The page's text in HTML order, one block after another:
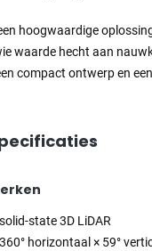
hoogwaardige
waarde hecht aan
compact ontwerp en
state 3D LiDAR
horizontaal × 59°